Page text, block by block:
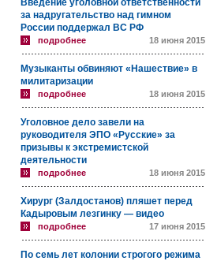
Введение уголовной ответственности
за надругательство над гимном
России поддержал ВС РФ
подробнее 18 июня 2015
Музыканты обвиняют «Нашествие» в
милитаризации
подробнее 18 июня 2015
Уголовное дело завели на
руководителя ЭПО «Русские» за
призывы к экстремистской
деятельности
подробнее 18 июня 2015
Хирург (Залдостанов) пляшет перед
Кадыровым лезгинку — видео
подробнее 17 июня 2015
По семь лет колонии строгого режима